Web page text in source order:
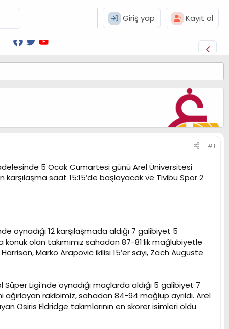
Giriş yap Kayıt ol
#1
5 Ocak Cumartesi günü Arel Üniversitesi
saat 15:15’de başlayacak ve Tivibu Spor 2
oynadığı 12 karşılaşmada aldığı 7 galibiyet 5
olan takımımız sahadan 87-81’lik mağlubiyetle
Marko Arapovic ikilisi 15’er sayı, Zach Auguste
Ligi’nde oynadığı maçlarda aldığı 5 galibiyet 7
rakibimiz, sahadan 84-94 mağlup ayrıldı. Arel
Osiris Eldridge takımlarının en skorer isimleri oldu.